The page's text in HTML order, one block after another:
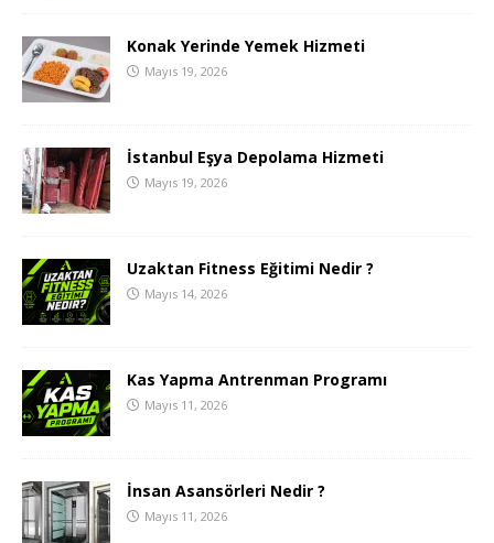
Konak Yerinde Yemek Hizmeti
Mayıs 19, 2026
İstanbul Eşya Depolama Hizmeti
Mayıs 19, 2026
Uzaktan Fitness Eğitimi Nedir ?
Mayıs 14, 2026
Kas Yapma Antrenman Programı
Mayıs 11, 2026
İnsan Asansörleri Nedir ?
Mayıs 11, 2026